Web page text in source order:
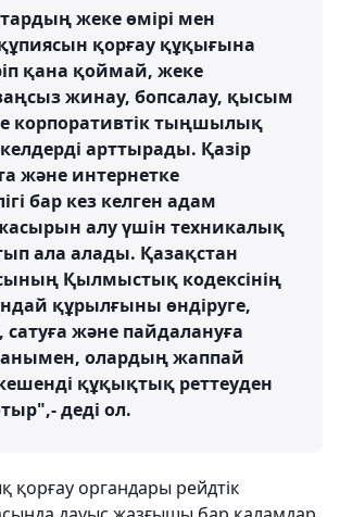
жеке өмірі мен
қорғау құқығына
қана қоймай, жеке
жинау, бопсалау, қысым
корпоративтік тыңшылық
арттырады. Қазір
және интернетке
бар кез келген адам
алу үшін техникалық
ала алады. Қазақстан
Қылмыстық кодексінің
құрылғыны өндіруге,
сатуға және пайдалануға
олардың жаппай
құқықтық реттеуден
деді ол.
қорғау органдары рейдтік